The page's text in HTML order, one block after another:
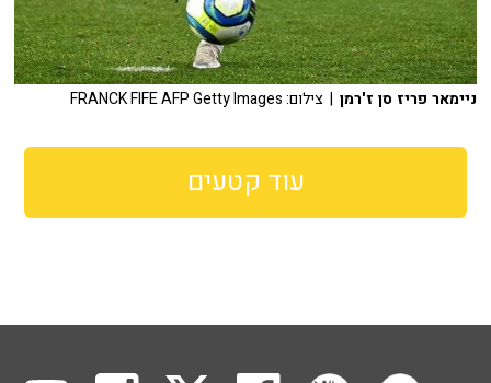
ניימאר פריז סן ז'רמן | צילום: FRANCK FIFE AFP Getty Images
עוד קטעים